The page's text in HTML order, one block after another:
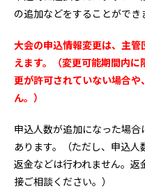
の追加などをすることができ
大会の申込情報変更は、主
えます。（変更可能期間内
更が許可されていない場合
ん。）
申込人数が追加になった場
あります。（ただし、申込
返金などは行われません。
接ご相談ください。）